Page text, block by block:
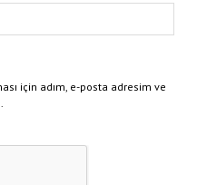
için adım, e-posta adresim ve